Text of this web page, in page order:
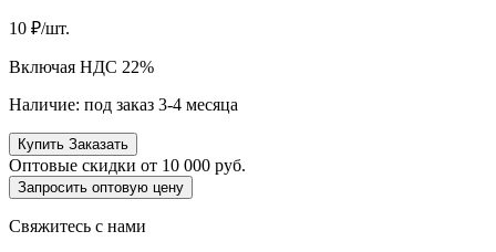
10 ₽/шт.
Включая НДС 22%
Наличие: под заказ 3-4 месяца
Купить Заказать
Оптовые скидки от 10 000 руб.
Запросить оптовую цену
Свяжитесь с нами